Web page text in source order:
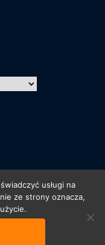
usługi na
ze strony oznacza,